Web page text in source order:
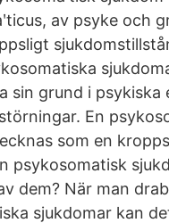
av psyke och
sin grund i psykiska
En
som en
psykosomatisk
dem? När man
sjukdomar kan